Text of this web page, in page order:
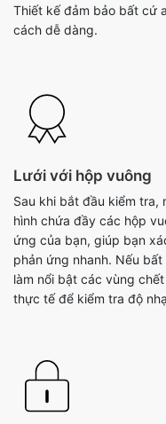
Thiết kế đảm bảo bất cứ
cách dễ dàng.
Lưới với hộp vuông
Sau khi bắt đầu kiểm
hình chứa đầy các hộp
ứng của bạn, giúp bạn
phản ứng nhanh. Nếu
làm nổi bật các vùng
thực tế để kiểm tra độ